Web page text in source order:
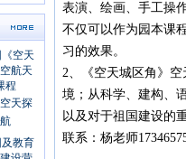
天探
表演、绘画、手工操
不仅可以作为园本课
习的效果。
2、《空天城区角》
境；从科学、建构、
以及对于祖国建设的
联系：杨老师